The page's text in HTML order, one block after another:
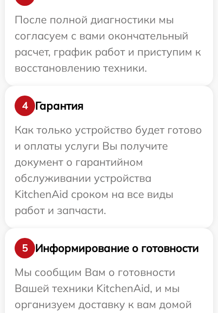
После полной диагностики мы
согласуем с вами окончательный
расчет, график работ и приступим к
восстановлению техники.
4
Гарантия
Как только устройство будет готово
и оплаты услуги Вы получите
документ о гарантийном
обслуживании устройства
KitchenAid сроком на все виды
работ и запчасти.
5
Информирование о готовности
Мы сообщим Вам о готовности
Вашей техники KitchenAid, и мы
организуем доставку к вам домой